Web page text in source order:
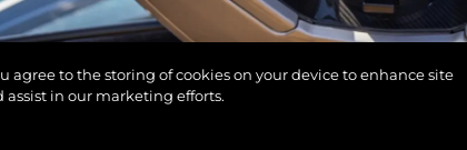
agree to the storing of cookies on your device to enhance site
assist in our marketing efforts.